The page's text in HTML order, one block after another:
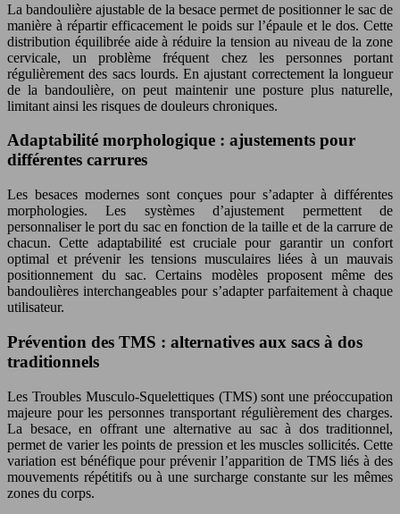
La bandoulière ajustable de la besace permet de positionner le sac de
manière à répartir efficacement le poids sur l’épaule et le dos. Cette
distribution équilibrée aide à réduire la tension au niveau de la zone
cervicale, un problème fréquent chez les personnes portant
régulièrement des sacs lourds. En ajustant correctement la longueur
de la bandoulière, on peut maintenir une posture plus naturelle,
limitant ainsi les risques de douleurs chroniques.
Adaptabilité morphologique : ajustements pour
différentes carrures
Les besaces modernes sont conçues pour s’adapter à différentes
morphologies. Les systèmes d’ajustement permettent de
personnaliser le port du sac en fonction de la taille et de la carrure de
chacun. Cette adaptabilité est cruciale pour garantir un confort
optimal et prévenir les tensions musculaires liées à un mauvais
positionnement du sac. Certains modèles proposent même des
bandoulières interchangeables pour s’adapter parfaitement à chaque
utilisateur.
Prévention des TMS : alternatives aux sacs à dos
traditionnels
Les Troubles Musculo-Squelettiques (TMS) sont une préoccupation
majeure pour les personnes transportant régulièrement des charges.
La besace, en offrant une alternative au sac à dos traditionnel,
permet de varier les points de pression et les muscles sollicités. Cette
variation est bénéfique pour prévenir l’apparition de TMS liés à des
mouvements répétitifs ou à une surcharge constante sur les mêmes
zones du corps.